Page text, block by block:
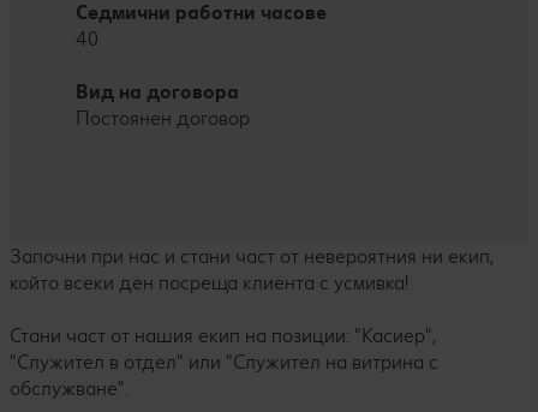
Седмични работни часове
40
Вид на договора
Постоянен договор
Започни при нас и стани част от невероятния ни екип,
който всеки ден посреща клиента с усмивка!
Стани част от нашия екип на позиции: "Касиер",
"Служител в отдел" или "Служител на витрина с
обслужване".